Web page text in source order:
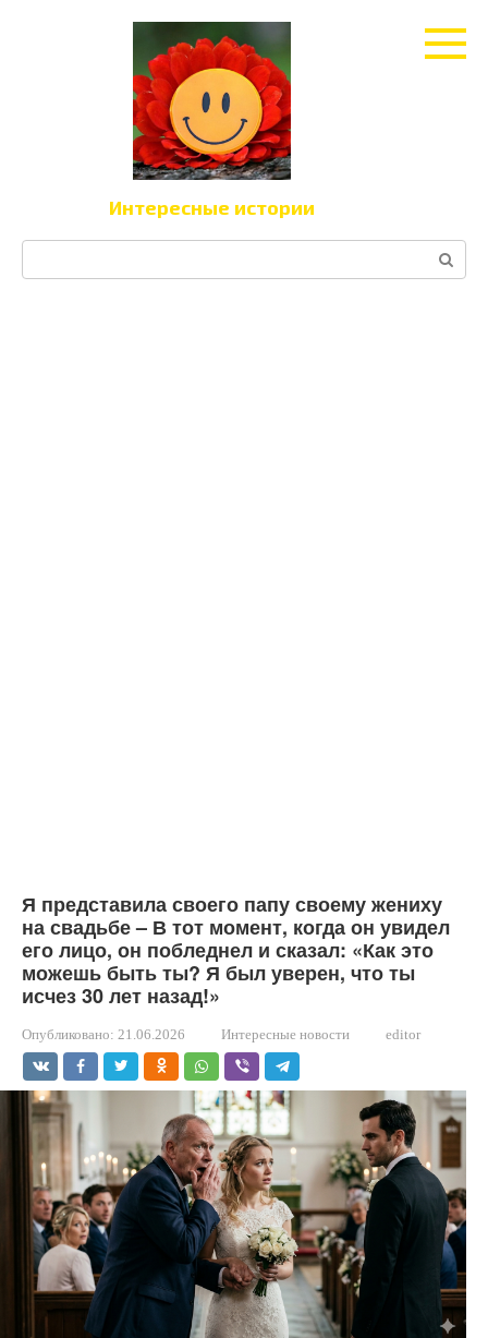
Интересные истории
Я представила своего папу своему жениху
на свадьбе – В тот момент, когда он увидел
его лицо, он побледнел и сказал: «Как это
можешь быть ты? Я был уверен, что ты
исчез 30 лет назад!»
Опубликовано: 21.06.2026 Интересные новости editor